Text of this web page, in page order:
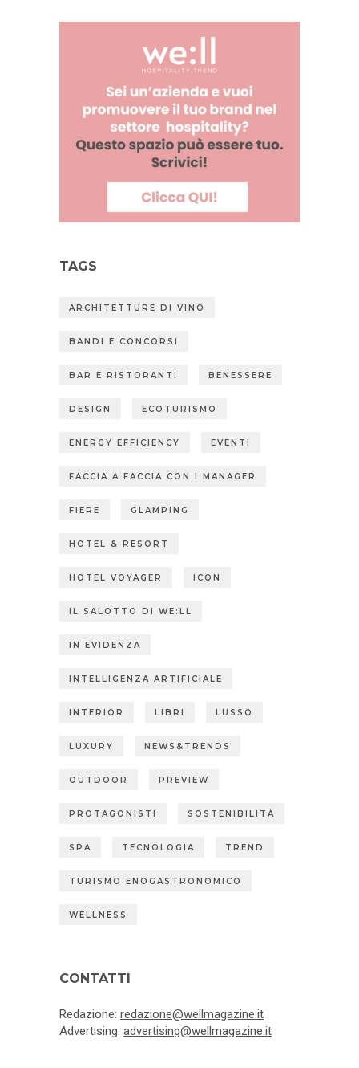
TAGS
ARCHITETTURE DI VINO
BANDI E CONCORSI
BAR E RISTORANTI BENESSERE
DESIGN ECOTURISMO
ENERGY EFFICIENCY EVENTI
FACCIA A FACCIA CON I MANAGER
FIERE GLAMPING
HOTEL & RESORT
HOTEL VOYAGER ICON
IL SALOTTO DI WE:LL
IN EVIDENZA
INTELLIGENZA ARTIFICIALE
INTERIOR LIBRI LUSSO
LUXURY NEWS&TRENDS
OUTDOOR PREVIEW
PROTAGONISTI SOSTENIBILITÀ
SPA TECNOLOGIA TREND
TURISMO ENOGASTRONOMICO
WELLNESS
CONTATTI
Redazione: redazione@wellmagazine.it
Advertising: advertising@wellmagazine.it